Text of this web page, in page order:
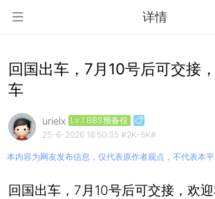
详情
回国出车，7月10号后可交接
车
urielx Lv.1 BBS预备役
25-6-2026 18:50:35 #2K-5K#
本内容为网友发布信息，仅代表原作者观点，不代表本平
回国出车，7月10号后可交接，欢迎